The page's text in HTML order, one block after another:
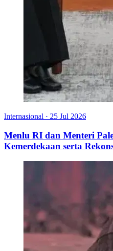
Internasional · 25 Jul 2026
Menlu RI dan Menteri
Kemerdekaan serta